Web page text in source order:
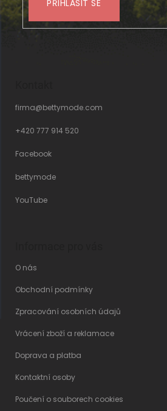
PŘIHLÁSIT SE
firma@bettymode.com
+420 777 914 520
Facebook
bettymode
YouTube
O nás
Obchodní podmínky
Zpracování osobních údajů
Vrácení zboží a reklamace
Doprava a platba
Kontaktní osoby
Poučení o souborech cookies